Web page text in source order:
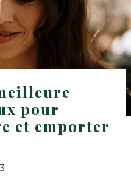
pour
et emporter